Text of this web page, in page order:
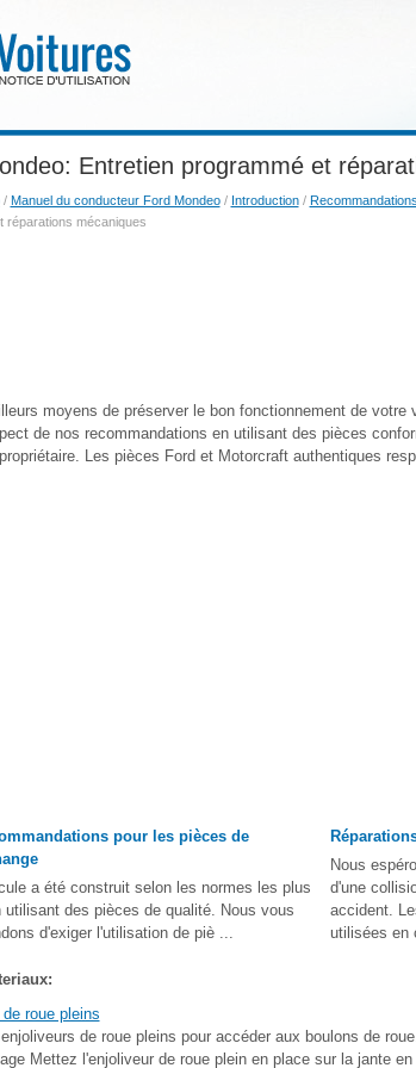
Entretien programmé et
/ Manuel du conducteur Ford Mondeo/ Introduction/
réparations mécaniques
moyens de préserver le bon fonctionnement de
de nos recommandations en utilisant des pièces
Les pièces Ford et Motorcraft authentiques
pour les pièces de
a été construit selon les normes les plus
utilisant des pièces de qualité. Nous vous
d'exiger l'utilisation de piè ...
Nous
d'une
accident.
utilisées en
roue pleins
de roue pleins pour accéder aux boulons de
Mettez l'enjoliveur de roue plein en place sur la jante